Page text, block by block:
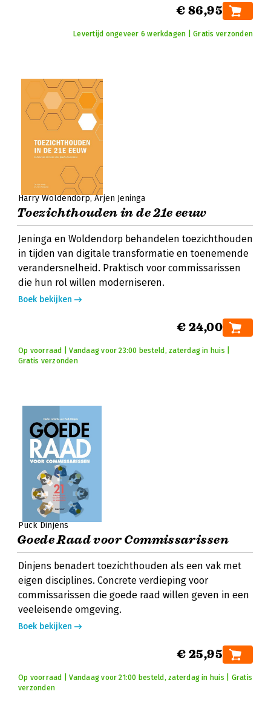
€ 86,95
Levertijd ongeveer 6 werkdagen | Gratis verzonden
Harry Woldendorp Arjen Jeninga
Toezichthouden in de 21e eeuw
Jeninga en Woldendorp behandelen toezichthouden
in tijden van digitale transformatie en toenemende
verandersnelheid. Praktisch voor commissarissen
die hun rol willen moderniseren.
Boek bekijken
€ 24,00
Op voorraad | Vandaag voor 23:00 besteld, zaterdag in huis |
Gratis verzonden
Puck Dinjens
Goede Raad voor Commissarissen
Dinjens benadert toezichthouden als een vak met
eigen disciplines. Concrete verdieping voor
commissarissen die goede raad willen geven in een
veeleisende omgeving.
Boek bekijken
€ 25,95
Op voorraad | Vandaag voor 21:00 besteld, zaterdag in huis | Gratis
verzonden